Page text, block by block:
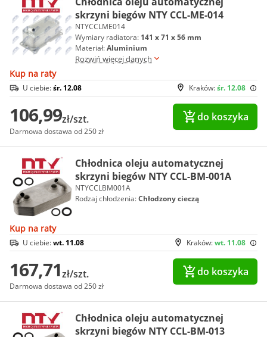
skrzyni biegów NTY CCL-ME-014
NTYCCLME014
Wymiary radiatora: 141 x 71 x 56 mm
Materiał:Aluminium
Rozwiń więcej danych
Kup na raty
Kraków:śr. 12.08
U ciebie:śr. 12.08
106,99zł/szt.
Darmowa dostawa od 250 zł
do koszyka
Chłodnica oleju automatycznej
skrzyni biegów NTY CCL-BM-001A
NTYCCLBM001A
Rodzaj chłodzenia:Chłodzony cieczą
Kup na raty
Kraków:wt. 11.08
U ciebie:wt. 11.08
167,71zł/szt.
Darmowa dostawa od 250 zł
do koszyka
Chłodnica oleju automatycznej
skrzyni biegów NTY CCL-BM-013